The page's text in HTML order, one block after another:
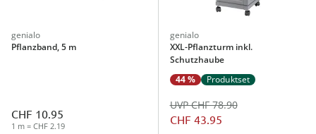
genialo
Pflanzband, 5 m
CHF 10.95
1 m = CHF 2.19
genialo
XXL-Pflanzturm inkl.
Schutzhaube
44 %
Produktset
CHF 43.95
UVP CHF 78.90